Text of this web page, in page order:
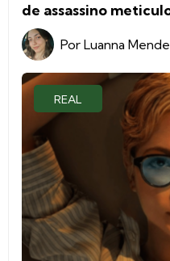
de assassino
Por Luanna
REAL